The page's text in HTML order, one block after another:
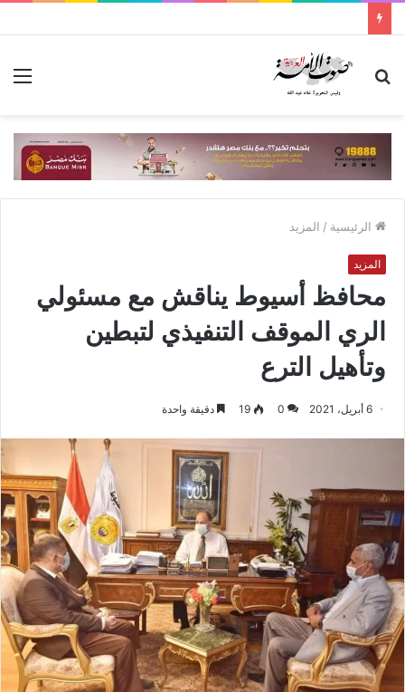
بحث
الرئيسية / المزيد
المزيد
محافظ أسيوط يناقش مع مسئولي
الري الموقف التنفيذي لتبطين
وتأهيل الترع
6 أبريل، 2021 0
19 دقيقة واحدة